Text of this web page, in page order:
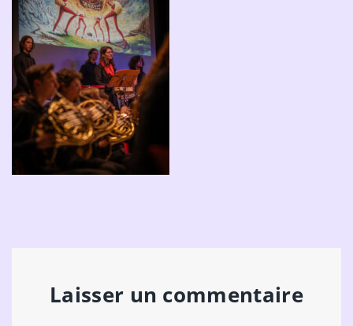
Laisser un commentaire